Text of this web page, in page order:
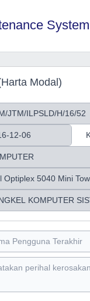
System
Modal)